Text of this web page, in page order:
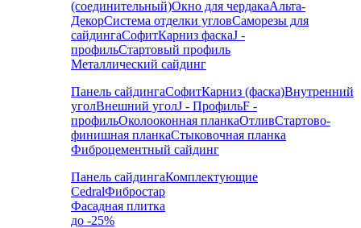
(соединительный)Окно для чердакаАльта-
ДекорСистема отделки угловСаморезы для
сайдингаСофитКарниз фаскаJ -
профильСтартовый профиль
Металлический сайдинг
Панель сайдингаСофитКарниз (фаска)Внутренний
уголВнешний уголJ - ПрофильF -
профильОколооконная планкаОтливСтартово-
финишная планкаСтыковочная планка
Фиброцементный сайдинг
Панель сайдингаКомплектующие
CedralФибростар
Фасадная плитка
до -25%